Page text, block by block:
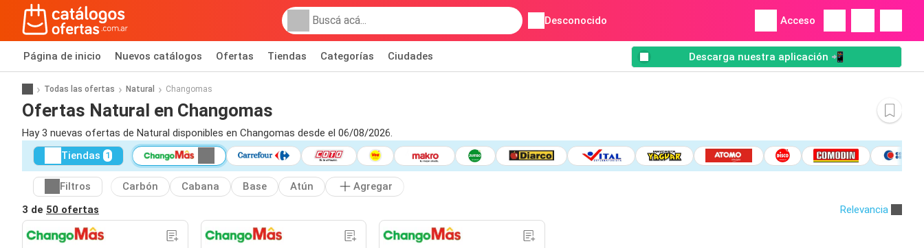
Desconocido Acceso
Página de inicio Nuevos catálogos Ofertas Tiendas Categorías Ciudades Descarga nuestra aplicación 📲
Todas las ofertas Natural Changomas
Ofertas Natural en Changomas
Hay 3 nuevas ofertas de Natural disponibles en Changomas desde el 06/08/2026.
Tiendas 1
Filtros Carbón Cabana Base Atún
Agregar
3 de 50 ofertas Relevancia